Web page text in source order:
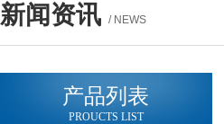
新闻资讯 / NEWS
产品列表
PROUCTS LIST